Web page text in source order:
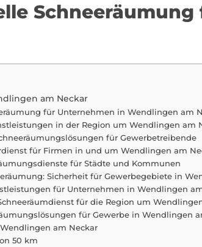
am Neckar
für Unternehmen in Wendlingen am
in der Region um Wendlingen am
für Gewerbetreibende
für Firmen in und um Wendlingen am
für Städte und Kommunen
Sicherheit für Gewerbegebiete in
für Unternehmen in Wendlingen
für die Region um
für Gewerbe in Wendlingen
am Neckar
50 km